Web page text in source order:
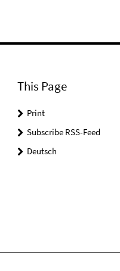
This Page
Print
Subscribe RSS-Feed
Deutsch